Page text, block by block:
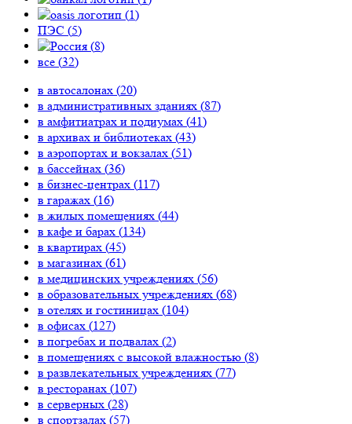
(1)
ПЭС (5)
(8)
все (32)
в автосалонах (20)
в административных зданиях (87)
в амфитиатрах и подиумах (41)
в архивах и библиотеках (43)
в аэропортах и вокзалах (51)
в бассейнах (36)
в бизнес-центрах (117)
в гаражах (16)
в жилых помещениях (44)
в кафе и барах (134)
в квартирах (45)
в магазинах (61)
в медицинских учреждениях (56)
в образовательных учреждениях (68)
в отелях и гостиницах (104)
в офисах (127)
в погребах и подвалах (2)
в помещениях с высокой влажностью (8)
в развлекательных учреждениях (77)
в ресторанах (107)
в серверных (28)
в спортзалах (57)